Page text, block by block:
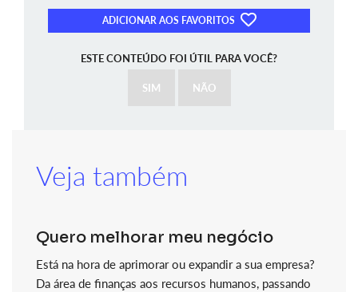
ADICIONAR AOS FAVORITOS
ESTE CONTEÚDO FOI ÚTIL PARA VOCÊ?
SIM NÃO
Veja também
Quero melhorar meu negócio
Está na hora de aprimorar ou expandir a sua empresa?
Da área de finanças aos recursos humanos, passando